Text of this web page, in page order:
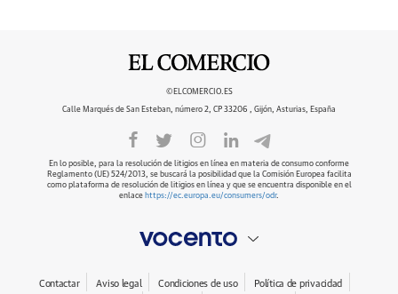
©ELCOMERCIO.ES
Calle Marqués de San Esteban, número 2, CP 33206 , Gijón, Asturias, España
En lo posible, para la resolución de litigios en línea en materia de consumo conforme
Reglamento (UE) 524/2013, se buscará la posibilidad que la Comisión Europea facilita
como plataforma de resolución de litigios en línea y que se encuentra disponible en el
enlace https://ec.europa.eu/consumers/odr.
Contactar Aviso legal Condiciones de uso Política de privacidad